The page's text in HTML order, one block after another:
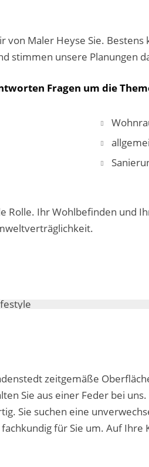
von Maler Heyse Sie.
stimmen unsere Planungen
Fragen um die
Ihr Wohlbefinden und
zeitgemäße
Sie aus einer Feder bei
Sie suchen eine
für Sie um. Auf